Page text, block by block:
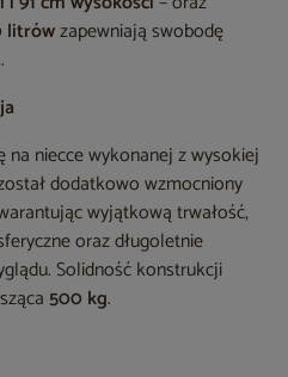
litrówzapewniają swobodę
niecce wykonanej z wysokiej
dodatkowo wzmocniony
wyjątkową trwałość,
oraz długoletnie
Solidność konstrukcji
500 kg.